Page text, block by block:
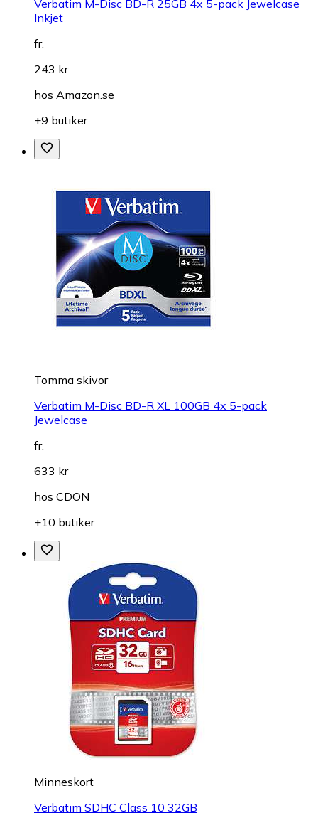
Verbatim M-Disc BD-R 25GB 4x 5-pack Jewelcase
Inkjet
fr.
243 kr
hos Amazon.se
+9 butiker
Tomma skivor
Verbatim M-Disc BD-R XL 100GB 4x 5-pack
Jewelcase
fr.
633 kr
hos CDON
+10 butiker
Minneskort
Verbatim SDHC Class 10 32GB